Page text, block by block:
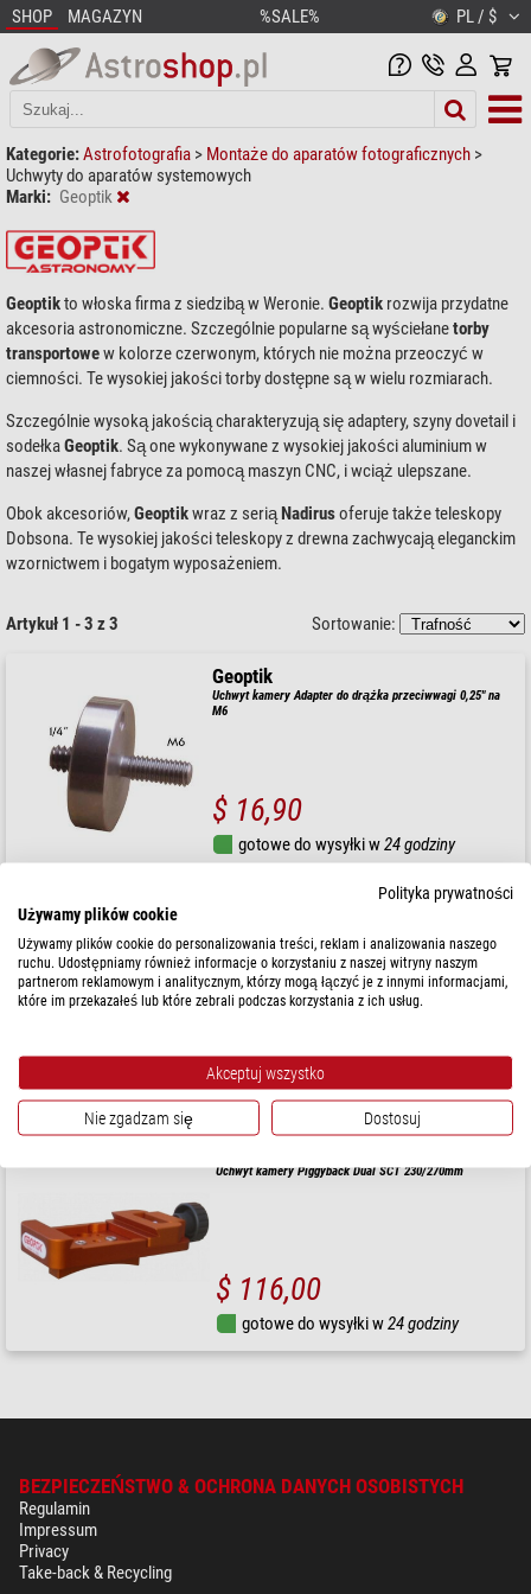
SHOP MAGAZYN %SALE% PL / $
Kategorie:Astrofotografia > Montaże do aparatów fotograficznych >
Uchwyty do aparatów systemowych
Marki: Geoptik
Geoptikto włoska firma z siedzibą w Weronie. Geoptik rozwija przydatne
akcesoria astronomiczne. Szczególnie popularne są wyściełanetorby
transportowew kolorze czerwonym, których nie można przeoczyć w
ciemności. Te wysokiej jakości torby dostępne są w wielu rozmiarach.
Szczególnie wysoką jakością charakteryzują się adaptery, szyny dovetail i
sodełkaGeoptik. Są one wykonywane z wysokiej jakości aluminium w
naszej własnej fabryce za pomocą maszyn CNC, i wciąż ulepszane.
Obok akcesoriów,Geoptikwraz z seriąNadirusoferuje także teleskopy
Dobsona. Te wysokiej jakości teleskopy z drewna zachwycają eleganckim
wzornictwem i bogatym wyposażeniem.
Artykuł 1 - 3 z 3 Sortowanie:
Geoptik
Uchwyt kamery Adapter do drążka przeciwwagi 0,25" na
M6
$ 16,90
gotowe do wysyłki w24 godziny
$ 81,00
Dostępny od01.10.2026
Uchwyt kamery Piggyback Dual SCT 230/270mm
$ 116,00
gotowe do wysyłki w24 godziny
BEZPIECZEŃSTWO & OCHRONA DANYCH OSOBISTYCH
Regulamin
Impressum
Privacy
Take-back & Recycling
Polityka prywatności
Używamy plików cookie
Używamy plików cookie do personalizowania treści, reklam i analizowania naszego
ruchu. Udostępniamy również informacje o korzystaniu z naszej witryny naszym
partnerom reklamowym i analitycznym, którzy mogą łączyć je z innymi informacjami,
które im przekazałeś lub które zebrali podczas korzystania z ich usług.
Akceptuj wszystko
Nie zgadzam się Dostosuj